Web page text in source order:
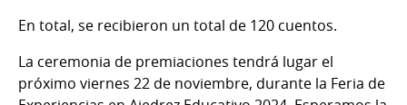
En total, se recibieron un total de 120 cuentos.
La ceremonia de premiaciones tendrá lugar el
próximo viernes 22 de noviembre, durante la Feria de